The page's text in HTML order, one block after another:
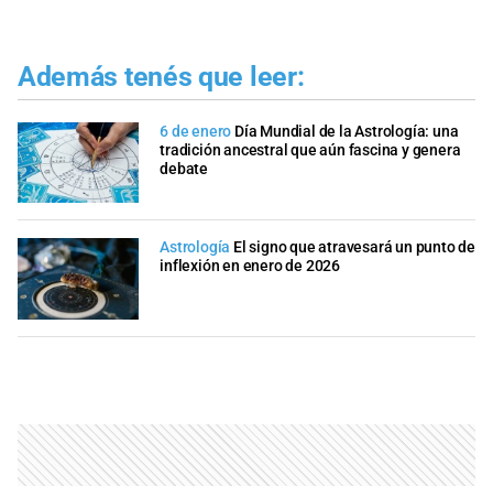
Además tenés que leer:
6 de enero Día Mundial de la Astrología: una
tradición ancestral que aún fascina y genera
debate
Astrología El signo que atravesará un punto de
inflexión en enero de 2026